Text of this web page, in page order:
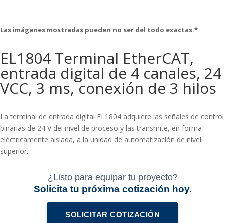
Las imágenes mostradas pueden no ser del todo exactas.*
EL1804 Terminal EtherCAT,
entrada digital de 4 canales, 24
VCC, 3 ms, conexión de 3 hilos
La terminal de entrada digital EL1804 adquiere las señales de control
binarias de 24 V del nivel de proceso y las transmite, en forma
eléctricamente aislada, a la unidad de automatización de nivel
superior.
¿Listo para equipar tu proyecto?
Solicita tu próxima cotización hoy.
SOLICITAR COTIZACIÓN